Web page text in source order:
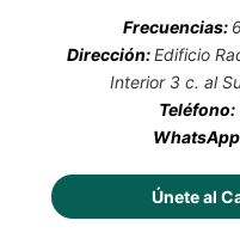
Frecuencias:
Dirección:Edificio
Interior 3 c. al
Teléfono:
Únete al